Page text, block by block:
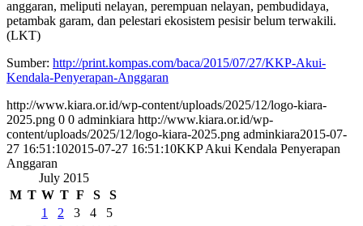
anggaran, meliputi nelayan, perempuan nelayan, pembudidaya,
petambak garam, dan pelestari ekosistem pesisir belum terwakili.
(LKT)
Sumber: http://print.kompas.com/baca/2015/07/27/KKP-Akui-
Kendala-Penyerapan-Anggaran
http://www.kiara.or.id/wp-content/uploads/2025/12/logo-kiara-
2025.png 0 0 adminkiara http://www.kiara.or.id/wp-
content/uploads/2025/12/logo-kiara-2025.png adminkiara2015-07-
27 16:51:102015-07-27 16:51:10KKP Akui Kendala Penyerapan
Anggaran
July 2015
M T W T F S
S
1
2 3 4
5